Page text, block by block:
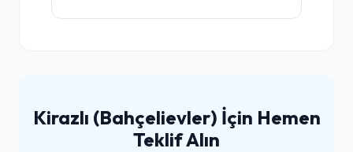
Kirazlı (Bahçelievler) İçin Hemen
Teklif Alın